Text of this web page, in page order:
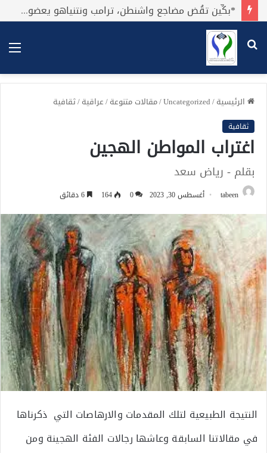
*بكِّين تقُض مضاجع واشنطن، ترامب ونتنياهو يعضون على أصابِعهُم وليس بيدهم حيلَة!.*
بحث
عن
الرئيسية/
Uncategorized
/مقالات متنوعة/عراقية/ثقافية
ثقافية
اغتراب المواطن الهجين
بقلم - رياض سعد
tabeen أغسطس 30, 2023 0
164
النتيجة الطبيعية لتلك المقدمات والارهاصات التي ذكرناها
في مقالاتنا السابقة وعاشها رجالات الفئة الهجينة ومن